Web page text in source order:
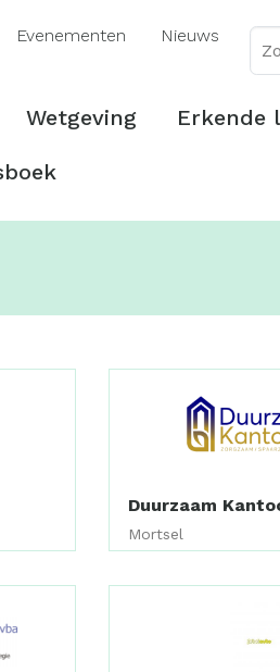
inhoud
Evenementen Nieuws
Wetgeving Erkende
Duurzaam
Mortsel